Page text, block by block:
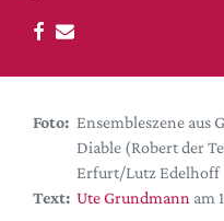
DdB-map
Premierensuche
Festival-Planer
Hefte
Foto: Ensembleszene aus
Diable (Robert der
Erfurt/Lutz Edelhoff
Text: Ute Grundmann am